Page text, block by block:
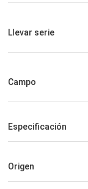
Llevar serie
Campo
Especificación
Origen